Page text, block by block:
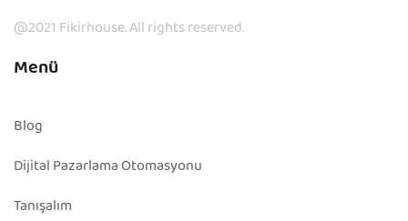
@2021 Fikirhouse. All rights reserved.
Menü
Blog
Dijital Pazarlama Otomasyonu
Tanışalım